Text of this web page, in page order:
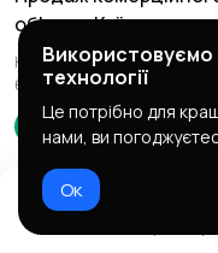
об'єкта. Київ. ...
Київ
6 місяців тому
Alisa
Використовуємо
технології
Це потрібно для
нами, ви
Ок